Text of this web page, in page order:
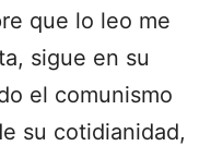
que lo leo me
sigue en su
el comunismo
su cotidianidad,